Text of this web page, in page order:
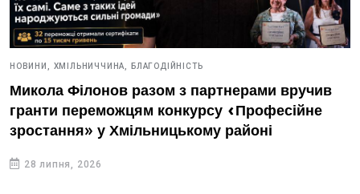
НОВИНИ, ХМІЛЬНИЧЧИНА, БЛАГОДІЙНІСТЬ
Микола Філонов разом з партнерами вручив
гранти переможцям конкурсу «Професійне
зростання» у Хмільницькому районі
28 липня, 2026